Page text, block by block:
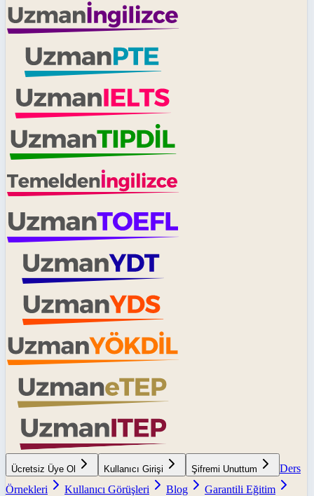
Ücretsiz Üye Ol Kullanıcı Girişi Şifremi Unuttum
Ders
Örnekleri
Kullanıcı Görüşleri Blog
Garantili Eğitim